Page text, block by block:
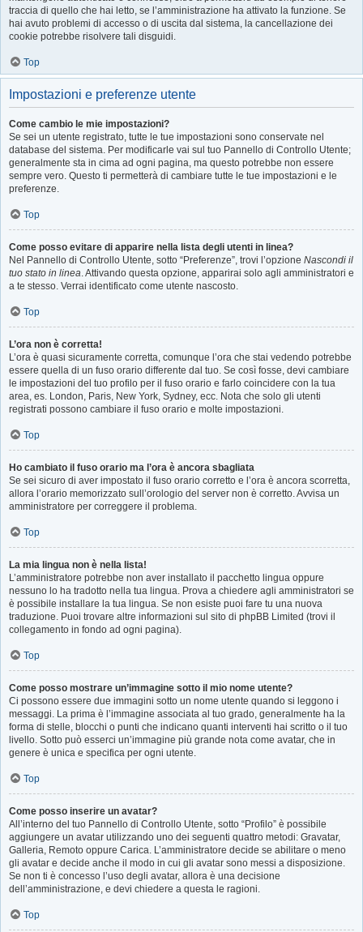
traccia di quello che hai letto, se l’amministrazione ha attivato la funzione. Se
hai avuto problemi di accesso o di uscita dal sistema, la cancellazione dei
cookie potrebbe risolvere tali disguidi.
Top
Impostazioni e preferenze utente
Come cambio le mie impostazioni?
Se sei un utente registrato, tutte le tue impostazioni sono conservate nel
database del sistema. Per modificarle vai sul tuo Pannello di Controllo Utente;
generalmente sta in cima ad ogni pagina, ma questo potrebbe non essere
sempre vero. Questo ti permetterà di cambiare tutte le tue impostazioni e le
preferenze.
Top
Come posso evitare di apparire nella lista degli utenti in linea?
Nel Pannello di Controllo Utente, sotto “Preferenze”, trovi l’opzione Nascondi il
tuo stato in linea. Attivando questa opzione, apparirai solo agli amministratori e
a te stesso. Verrai identificato come utente nascosto.
Top
L’ora non è corretta!
L’ora è quasi sicuramente corretta, comunque l’ora che stai vedendo potrebbe
essere quella di un fuso orario differente dal tuo. Se così fosse, devi cambiare
le impostazioni del tuo profilo per il fuso orario e farlo coincidere con la tua
area, es. London, Paris, New York, Sydney, ecc. Nota che solo gli utenti
registrati possono cambiare il fuso orario e molte impostazioni.
Top
Ho cambiato il fuso orario ma l’ora è ancora sbagliata
Se sei sicuro di aver impostato il fuso orario corretto e l’ora è ancora scorretta,
allora l’orario memorizzato sull’orologio del server non è corretto. Avvisa un
amministratore per correggere il problema.
Top
La mia lingua non è nella lista!
L’amministratore potrebbe non aver installato il pacchetto lingua oppure
nessuno lo ha tradotto nella tua lingua. Prova a chiedere agli amministratori se
è possibile installare la tua lingua. Se non esiste puoi fare tu una nuova
traduzione. Puoi trovare altre informazioni sul sito di phpBB Limited (trovi il
collegamento in fondo ad ogni pagina).
Top
Come posso mostrare un’immagine sotto il mio nome utente?
Ci possono essere due immagini sotto un nome utente quando si leggono i
messaggi. La prima è l’immagine associata al tuo grado, generalmente ha la
forma di stelle, blocchi o punti che indicano quanti interventi hai scritto o il tuo
livello. Sotto può esserci un’immagine più grande nota come avatar, che in
genere è unica e specifica per ogni utente.
Top
Come posso inserire un avatar?
All’interno del tuo Pannello di Controllo Utente, sotto “Profilo” è possibile
aggiungere un avatar utilizzando uno dei seguenti quattro metodi: Gravatar,
Galleria, Remoto oppure Carica. L’amministratore decide se abilitare o meno
gli avatar e decide anche il modo in cui gli avatar sono messi a disposizione.
Se non ti è concesso l’uso degli avatar, allora è una decisione
dell’amministrazione, e devi chiedere a questa le ragioni.
Top